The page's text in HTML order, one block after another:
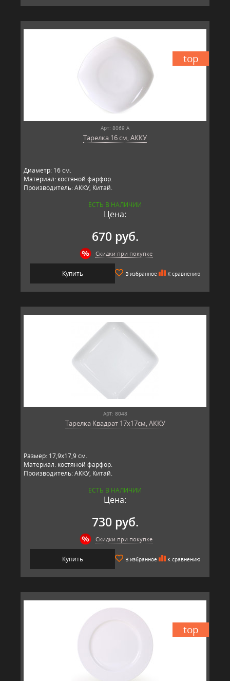
top
Арт: 8069 А
Тарелка 16 см, АККУ
Диаметр: 16 см.
Материал: костяной фарфор.
Производитель: АККУ, Китай.
ЕСТЬ В НАЛИЧИИ
Цена:
670 руб.
Скидки при покупке
Купить В избранное К сравнению
Арт: 8048
Тарелка Квадрат 17х17см, АККУ
Размер: 17,9х17,9 см.
Материал: костяной фарфор.
Производитель: АККУ, Китай.
ЕСТЬ В НАЛИЧИИ
Цена:
730 руб.
Скидки при покупке
Купить В избранное К сравнению
top